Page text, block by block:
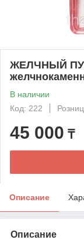
ЖЕЛЧНЫЙ
В наличии
Код: 222
45 000 ₸
Описание
Описание